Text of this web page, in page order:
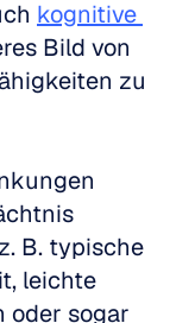
kognitive
Bild von
zu
B. typische
leichte
oder sogar